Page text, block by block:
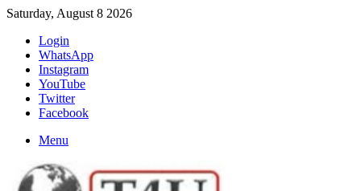
Saturday, August 8 2026
Login
WhatsApp
Instagram
YouTube
Twitter
Facebook
Menu